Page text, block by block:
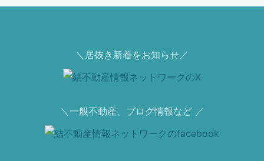
＼居抜き新着をお知らせ／
＼一般不動産、ブログ情報など ／